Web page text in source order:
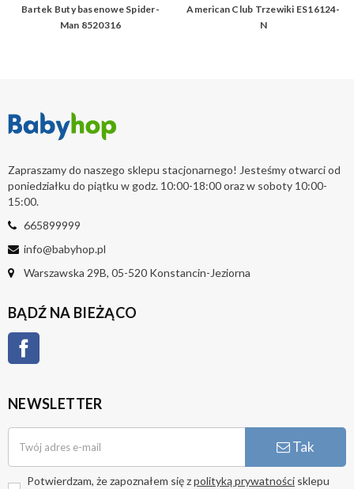
Bartek Buty basenowe Spider-
Man 8520316
American Club Trzewiki ES16124-
N
Zapraszamy do naszego sklepu stacjonarnego! Jesteśmy otwarci od
poniedziałku do piątku w godz. 10:00-18:00 oraz w soboty 10:00-
15:00.
665899999
info@babyhop.pl
Warszawska 29B, 05-520 Konstancin-Jeziorna
BĄDŹ NA BIEŻĄCO
NEWSLETTER
Tak
Potwierdzam, że zapoznałem się zpolityką prywatności sklepu